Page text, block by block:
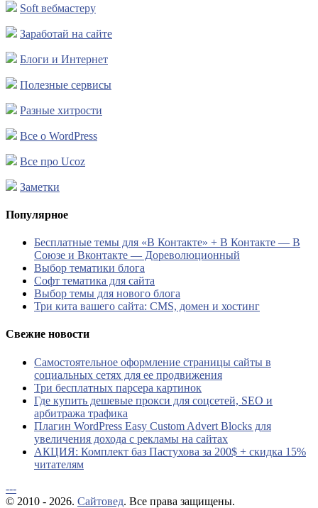
Soft вебмастеру
Заработай на сайте
Блоги и Интернет
Полезные сервисы
Разные хитрости
Все о WordPress
Все про Ucoz
Заметки
Популярное
Бесплатные темы для «В Контакте» + В Контакте — В
Союзе и Вконтакте — Дореволюционный
Выбор тематики блога
Софт тематика для сайта
Выбор темы для нового блога
Три кита вашего сайта: CMS, домен и хостинг
Свежие новости
Самостоятельное оформление страницы сайты в
социальных сетях для ее продвижения
Три бесплатных парсера картинок
Где купить дешевые прокси для соцсетей, SEO и
арбитража трафика
Плагин WordPress Easy Custom Advert Blocks для
увеличения дохода с рекламы на сайтах
АКЦИЯ: Комплект баз Пастухова за 200$ + скидка 15%
читателям
---
© 2010 - 2026. Сайтовед. Все права защищены.